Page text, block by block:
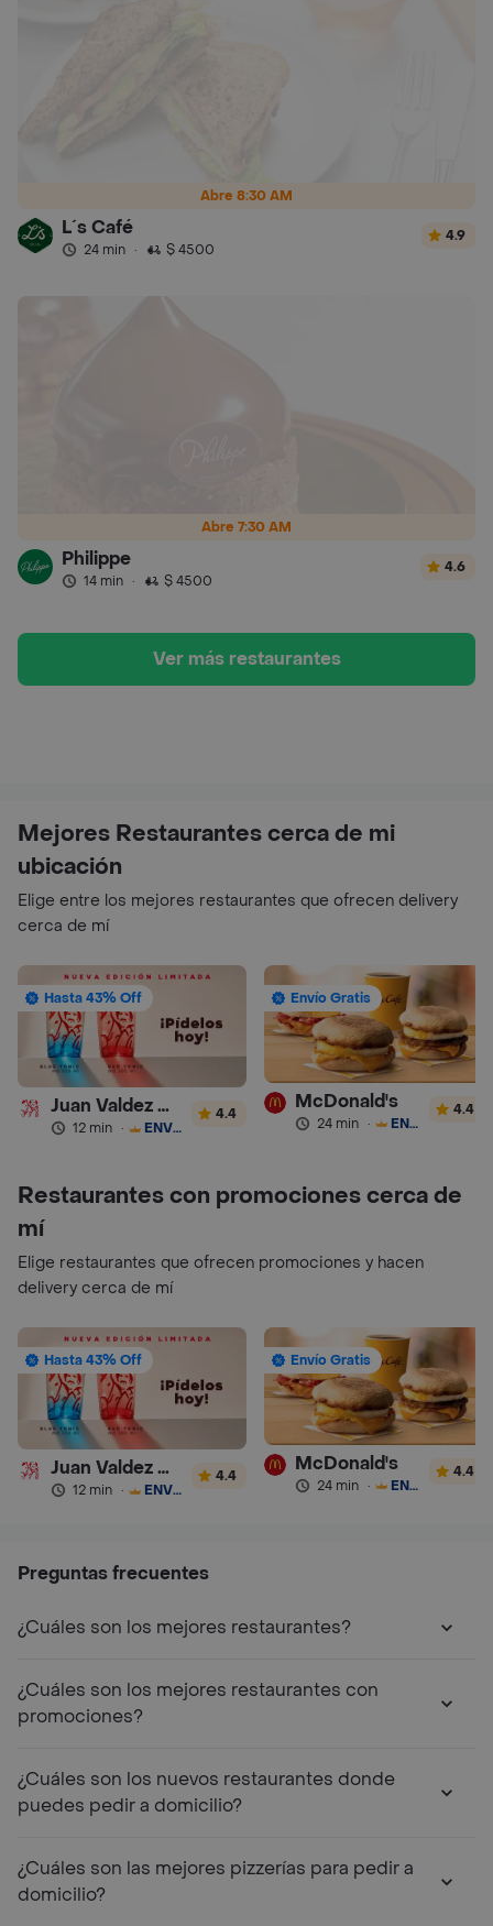
Abre 8:30 AM
L´s Café
24 min · $ 4500
4.9
Abre 7:30 AM
Philippe
14 min · $ 4500
4.6
Ver más restaurantes
Mejores Restaurantes cerca de mi
ubicación
Elige entre los mejores restaurantes que ofrecen delivery
cerca de mí
Hasta 43% Off
Juan Valdez Café
12 min · ENVÍO GRATIS
4.4
Envío Gratis
McDonald's
24 min · ENVÍO GRATIS
4.4
Restaurantes con promociones cerca de
mí
Elige restaurantes que ofrecen promociones y hacen
delivery cerca de mí
Hasta 43% Off
Juan Valdez Café
12 min · ENVÍO GRATIS
4.4
Envío Gratis
McDonald's
24 min · ENVÍO GRATIS
4.4
Preguntas frecuentes
¿Cuáles son los mejores restaurantes?
¿Cuáles son los mejores restaurantes con
promociones?
¿Cuáles son los nuevos restaurantes donde
puedes pedir a domicilio?
¿Cuáles son las mejores pizzerías para pedir a
domicilio?